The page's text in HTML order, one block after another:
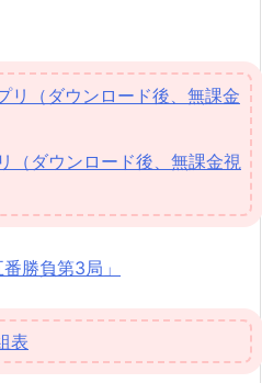
リ（ダウンロード後、無課金
（ダウンロード後、無課金視
勝負第3局」
表